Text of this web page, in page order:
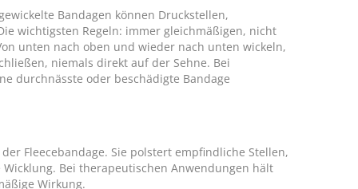
Bandagen können Druckstellen,
wichtigsten Regeln: immer gleichmäßigen, nicht
unten nach oben und wieder nach unten wickeln,
niemals direkt auf der Sehne. Bei
durchnässte oder beschädigte Bandage
Fleecebandage. Sie polstert empfindliche Stellen,
Bei therapeutischen Anwendungen hält
Wirkung.